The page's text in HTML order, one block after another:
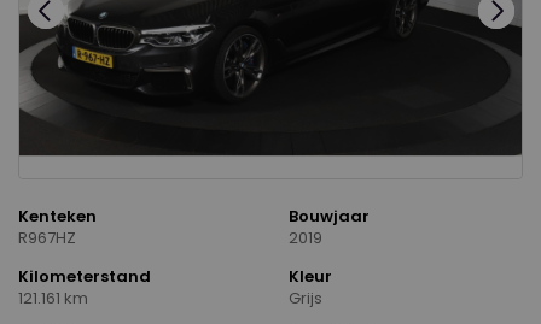
Kenteken
R967HZ
Bouwjaar
2019
Kilometerstand
121.161 km
Kleur
Grijs